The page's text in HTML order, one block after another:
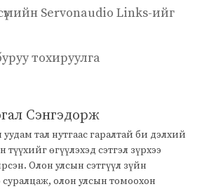
Servonaudio Links-ийг
тохируулга
Сэнгэдорж
тал нутгаас гаралтай би дэлхий
өгүүлэхэд сэтгэл зүрхээ
Олон улсын сэтгүүл зүйн
суралцаж, олон улсын томоохон